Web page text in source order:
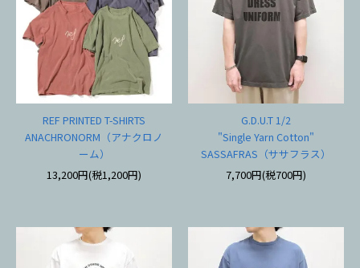
REF PRINTED T-SHIRTS
ANACHRONORM（アナクロノ
ーム）
13,200円(税1,200円)
G.D.U.T 1/2
"Single Yarn Cotton"
SASSAFRAS（ササフラス）
7,700円(税700円)